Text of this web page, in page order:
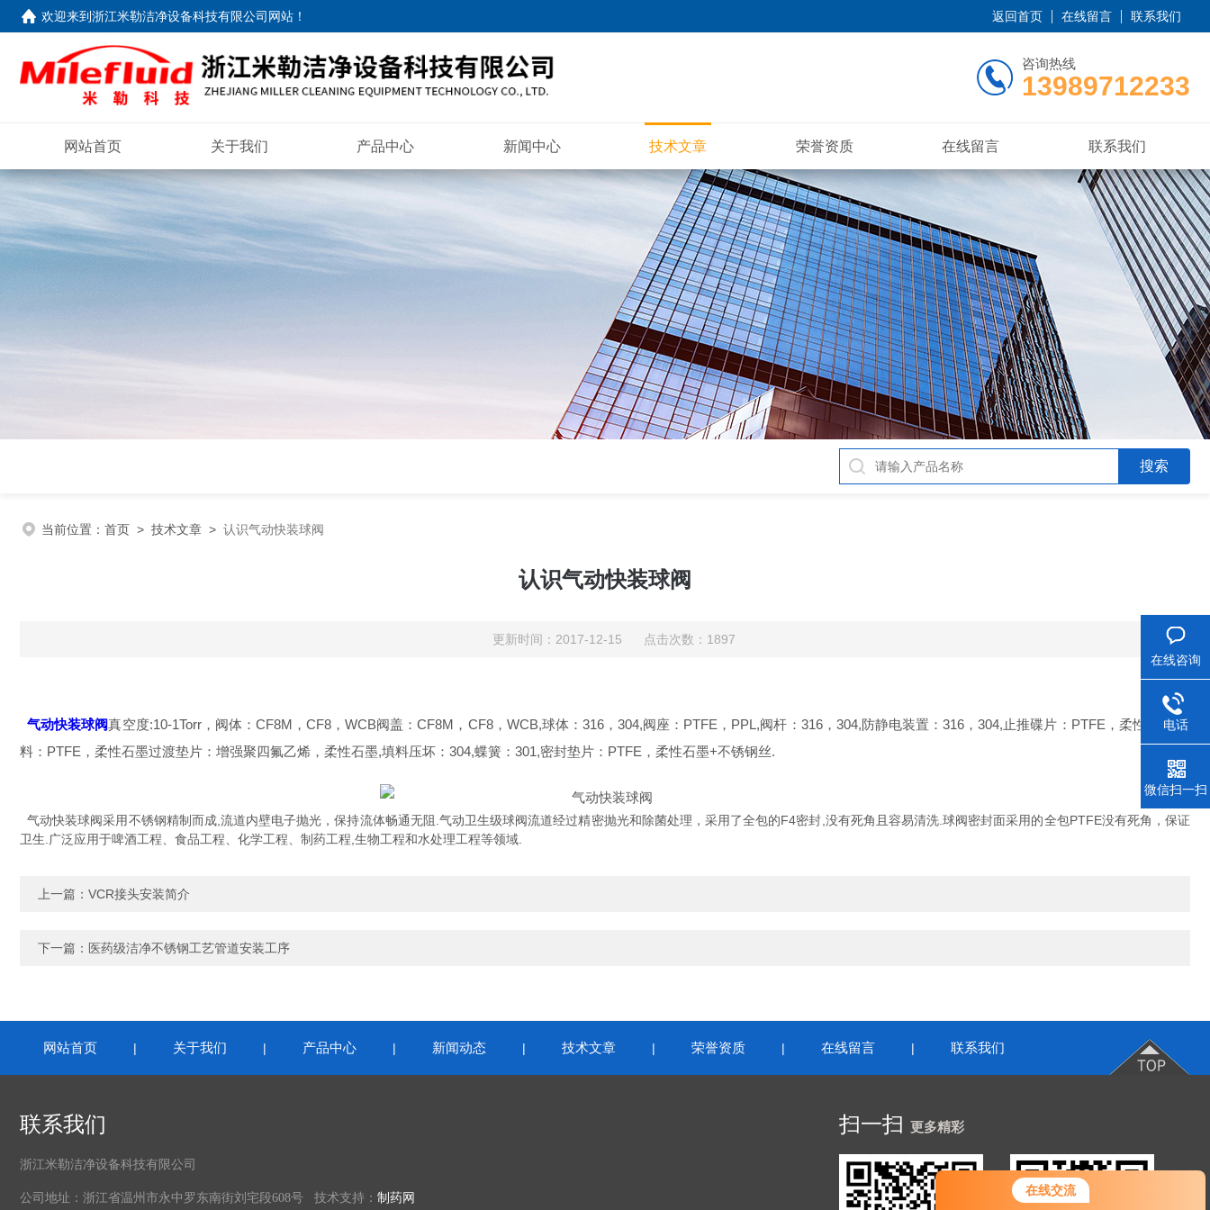
在线交流
您好！欢迎前来咨询，很高兴为您
服务，请问您要咨询什么问题呢？
欢迎来到浙江米勒洁净设备科技有限公司网站 ！ 返回首页 在线留言 联系我们
咨询热线
13989712233
网站首页 关于我们 产品中心 新闻中心 技术文章 荣誉资质 在线留言 联系我们
当前位置： 首页 > 技术文章 > 认识气动快装球阀
认识气动快装球阀
更新时间：2017-12-15 点击次数：1897
气动快装球阀真空度:10-1Torr，阀体：CF8M，CF8，WCB阀盖：CF8M，CF8，WCB,球体：316，304,阀座：PTFE，PPL,阀杆：316，304,防静电装置：316，304,止推碟片：PTFE，柔性石墨,填
料：PTFE，柔性石墨过渡垫片：增强聚四氟乙烯，柔性石墨,填料压坏：304,蝶簧：301,密封垫片：PTFE，柔性石墨+不锈钢丝.
气动快装球阀采用不锈钢精制而成,流道内壁电子抛光，保持流体畅通无阻.气动卫生级球阀流道经过精密抛光和除菌处理，采用了全包的F4密封,没有死角且容易清洗.球阀密封面采用的全包PTFE没有死角，保证
卫生.广泛应用于啤酒工程、食品工程、化学工程、制药工程,生物工程和水处理工程等领域.
上一篇： VCR接头安装简介
下一篇： 医药级洁净不锈钢工艺管道安装工序
网站首页 | 关于我们 | 产品中心 | 新闻动态 | 技术文章 | 荣誉资质 | 在线留言 | 联系我们
联系我们
浙江米勒洁净设备科技有限公司
公司地址：浙江省温州市永中罗东南街刘宅段608号 技术支持： 制药网
扫一扫 更多精彩
在线咨询
电话
微信扫一扫